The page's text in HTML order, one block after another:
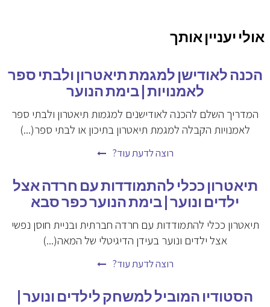
אולי יעניין אותך
הכנה לאודישן למגמת תיאטרון ולבתי ספר
לאמנויות | בימת הנוער
המדריך השלם להכנה לאודישנים למגמות תיאטרון ולבתי ספר
לאמנויות הקבלה למגמת תיאטרון בתיכון או לבתי ספר(...)
רוצה לדעת עוד?
תיאטרון ככלי להתמודדות עם חרדה אצל
ילדים ונוער | בימת הנוער כפר סבא
תיאטרון ככלי להתמודדות עם חרדה חברתית ובניית חוסן נפשי
אצל ילדים ונוער בעידן הדיגיטלי של המאה(...)
רוצה לדעת עוד?
הסטודיו המוביל למשחק לילדים ונוער |